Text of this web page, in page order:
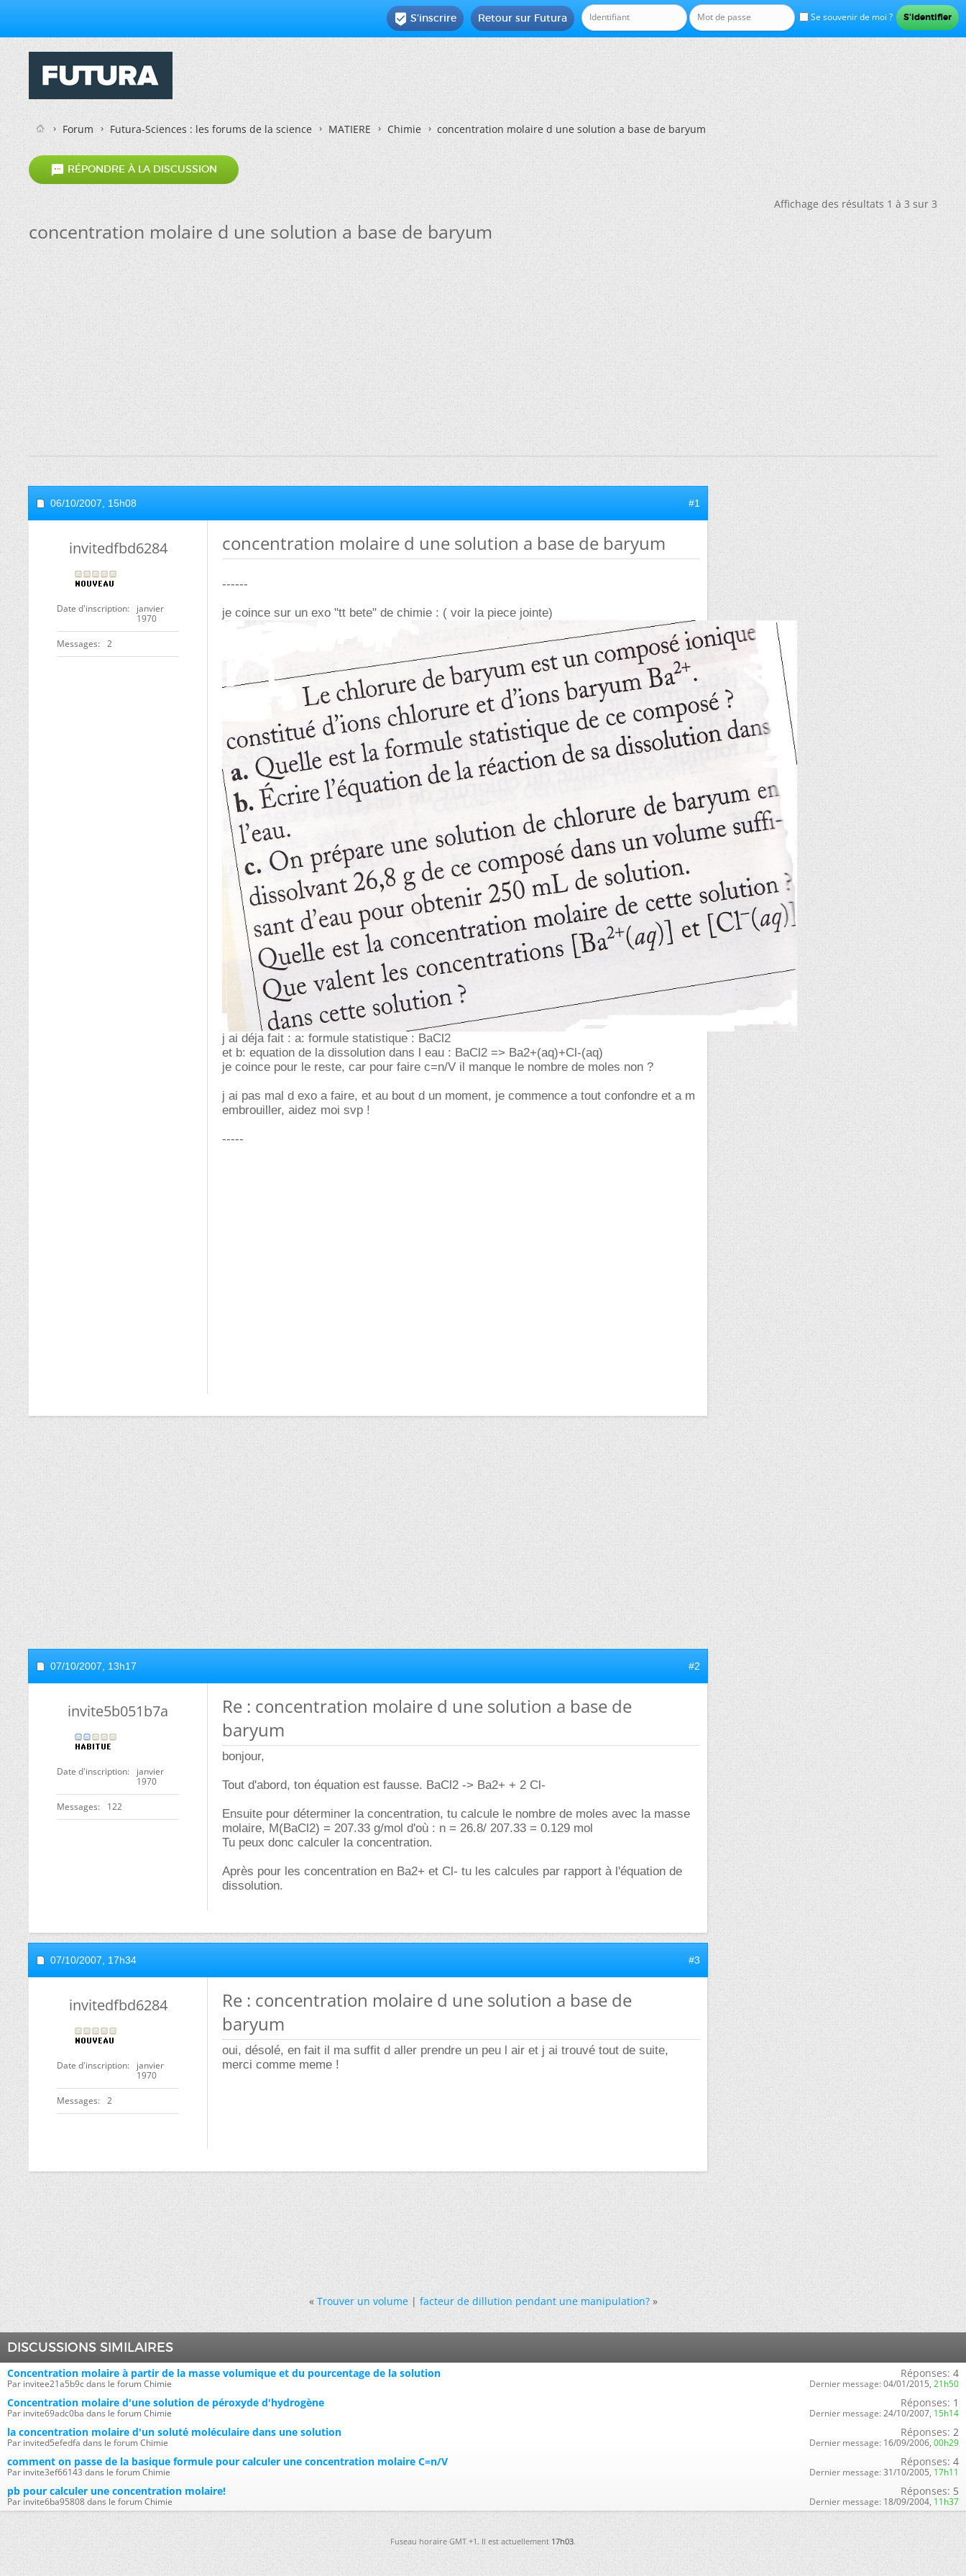
Se souvenir de moi ?
Retour sur Futura
 S'inscrire
Forum Futura-Sciences : les forums de la science MATIERE Chimie concentration molaire d une solution a base de baryum
 RÉPONDRE À LA DISCUSSION
Affichage des résultats 1 à 3 sur 3
concentration molaire d une solution a base de baryum
06/10/2007, 15h08 #1
invitedfbd6284
Date d'inscription
janvier
1970
Messages 2
concentration molaire d une solution a base de baryum
------
je coince sur un exo "tt bete" de chimie : ( voir la piece jointe)
j ai déja fait : a: formule statistique : BaCl2
et b: equation de la dissolution dans l eau : BaCl2 => Ba2+(aq)+Cl-(aq)
je coince pour le reste, car pour faire c=n/V il manque le nombre de moles non ?
j ai pas mal d exo a faire, et au bout d un moment, je commence a tout confondre et a m
embrouiller, aidez moi svp !
-----
07/10/2007, 13h17 #2
invite5b051b7a
Date d'inscription
janvier
1970
Messages 122
Re : concentration molaire d une solution a base de
baryum
bonjour,
Tout d'abord, ton équation est fausse. BaCl2 -> Ba2+ + 2 Cl-
Ensuite pour déterminer la concentration, tu calcule le nombre de moles avec la masse
molaire, M(BaCl2) = 207.33 g/mol d'où : n = 26.8/ 207.33 = 0.129 mol
Tu peux donc calculer la concentration.
Après pour les concentration en Ba2+ et Cl- tu les calcules par rapport à l'équation de
dissolution.
07/10/2007, 17h34 #3
invitedfbd6284
Date d'inscription
janvier
1970
Messages 2
Re : concentration molaire d une solution a base de
baryum
oui, désolé, en fait il ma suffit d aller prendre un peu l air et j ai trouvé tout de suite,
merci comme meme !
« Trouver un volume|facteur de dillution pendant une manipulation? »
DISCUSSIONS SIMILAIRES
Concentration molaire à partir de la masse volumique et du pourcentage de la solution
Par invitee21a5b9c dans le forum Chimie
Réponses: 4
Dernier message: 04/01/2015, 21h50
Concentration molaire d'une solution de péroxyde d'hydrogène
Par invite69adc0ba dans le forum Chimie
Réponses: 1
Dernier message: 24/10/2007, 15h14
la concentration molaire d'un soluté moléculaire dans une solution
Par invited5efedfa dans le forum Chimie
Réponses: 2
Dernier message: 16/09/2006, 00h29
comment on passe de la basique formule pour calculer une concentration molaire C=n/V
Par invite3ef66143 dans le forum Chimie
Réponses: 4
Dernier message: 31/10/2005, 17h11
pb pour calculer une concentration molaire!
Par invite6ba95808 dans le forum Chimie
Réponses: 5
Dernier message: 18/09/2004, 11h37
Fuseau horaire GMT +1. Il est actuellement17h03.